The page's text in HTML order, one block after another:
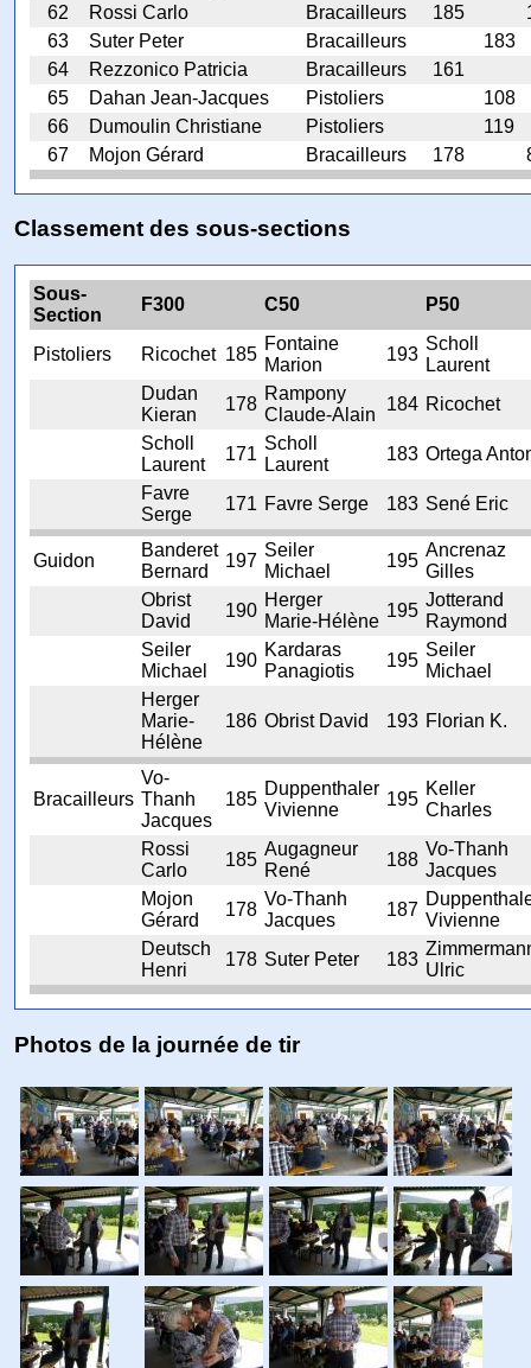
62
Rossi Carlo Bracailleurs 185
63
Suter Peter Bracailleurs
183
64
Rezzonico Patricia Bracailleurs
161
65
Dahan Jean-Jacques Pistoliers
108
66
Dumoulin Christiane Pistoliers
119
67
Mojon Gérard Bracailleurs 178
Classement des sous-sections
Sous-
Section
F300 C50 P50
Pistoliers Ricochet 185
Fontaine
Marion
193
Scholl
Laurent
Dudan
Kieran
178
Rampony
Claude-Alain
184 Ricochet
Scholl
Laurent
171
Scholl
Laurent
183 Ortega
Favre
Serge
171 Favre Serge 183 Sené Eric
Guidon
Banderet
Bernard
197
Seiler
Michael
195
Ancrenaz
Gilles
Obrist
David
190
Herger
Marie-Hélène
195
Jotterand
Raymond
Seiler
Michael
190
Kardaras
Panagiotis
195
Seiler
Michael
Herger
Marie-
Hélène
186 Obrist David 193 Florian K.
Bracailleurs
Vo-
Thanh
Jacques
185
Duppenthaler
Vivienne
195
Keller
Charles
Rossi
Carlo
185
Augagneur
René
188
Vo-Thanh
Jacques
Mojon
Gérard
178
Vo-Thanh
Jacques
187
Vivienne
Deutsch
Henri
178 Suter Peter 183
Ulric
Photos de la journée de tir